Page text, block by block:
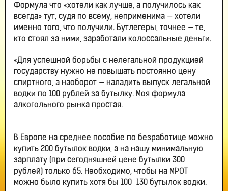
Формула что «хотели как лучше, а получилось как
всегда» тут, судя по всему, неприменима — хотели
именно того, что получили. Бутлегеры, точнее — те,
кто стоял за ними, заработали колоссальные деньги.
«Для успешной борьбы с нелегальной продукцией
государству нужно не повышать постоянно цену
спиртного, а наоборот — наладить выпуск легальной
водки по 100 рублей за бутылку. Моя формула
алкогольного рынка простая.
В Европе на среднее пособие по безработице можно
купить 200 бутылок водки, а на нашу минимальную
зарплату (при сегодняшней цене бутылки 300
рублей) только 65. Необходимо, чтобы на МРОТ
можно было купить хотя бы 100−130 бутылок водки.